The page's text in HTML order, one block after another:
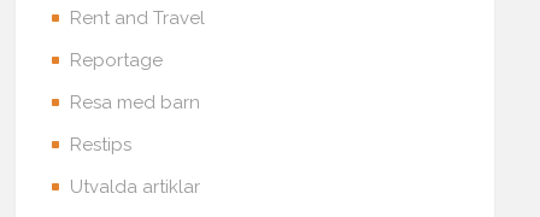
Rent and Travel
Reportage
Resa med barn
Restips
Utvalda artiklar